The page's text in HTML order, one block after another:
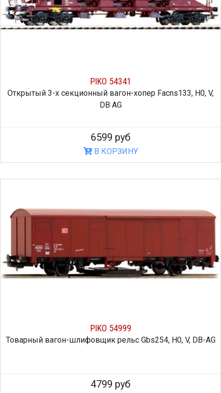
PIKO 54341
Открытый 3-х секционный вагон-хопер Facns133, H0, V,
DB AG
6599 руб
В КОРЗИНУ
PIKO 54999
Товарный вагон-шлифовщик рельс Gbs254, H0, V, DB-AG
4799 руб